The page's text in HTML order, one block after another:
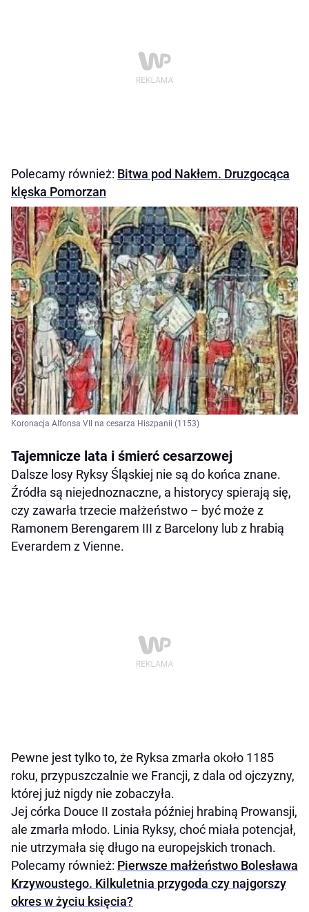
Polecamy również: Bitwa pod Nakłem. Druzgocąca
klęska Pomorzan
Koronacja Alfonsa VII na cesarza Hiszpanii (1153)
Tajemnicze lata i śmierć cesarzowej
Dalsze losy Ryksy Śląskiej nie są do końca znane.
Źródła są niejednoznaczne, a historycy spierają się,
czy zawarła trzecie małżeństwo – być może z
Ramonem Berengarem III z Barcelony lub z hrabią
Everardem z Vienne.
Pewne jest tylko to, że Ryksa zmarła około 1185
roku, przypuszczalnie we Francji, z dala od ojczyzny,
której już nigdy nie zobaczyła.
Jej córka Douce II została później hrabiną Prowansji,
ale zmarła młodo. Linia Ryksy, choć miała potencjał,
nie utrzymała się długo na europejskich tronach.
Polecamy również: Pierwsze małżeństwo Bolesława
Krzywoustego. Kilkuletnia przygoda czy najgorszy
okres w życiu księcia?